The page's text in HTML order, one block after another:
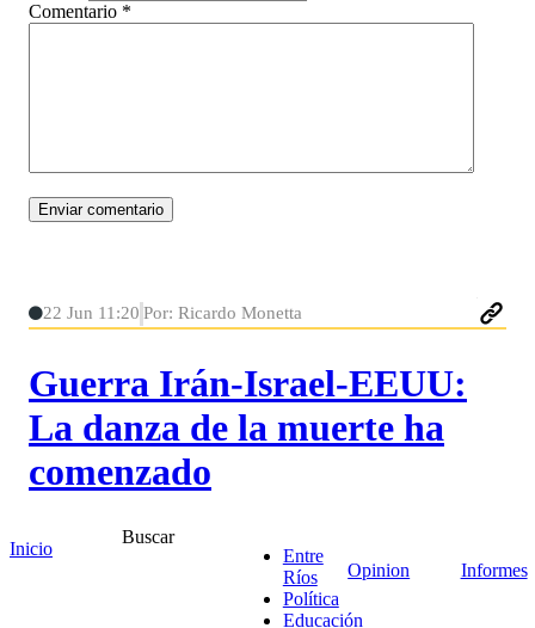
Comentario *
22 Jun 11:20 Por: Ricardo Monetta
Guerra Irán-Israel-EEUU:
La danza de la muerte ha
comenzado
Con tono crítico y alarmado, Ricardo Monetta
advierte sobre los peligros de una guerra sin retorno
en Medio Oriente, cuestiona la hipocresía de las
potencias y denuncia el papel de Estados Unidos e
Inicio
Buscar
Entre
Ríos
Política
Educación
Opinion Informes